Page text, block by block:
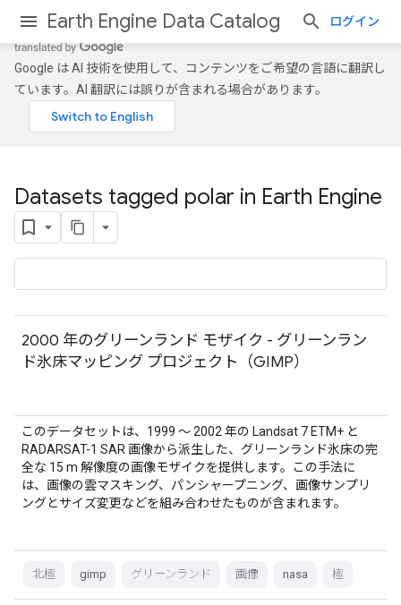
Earth Engine Data Catalog ログイン
Google は AI 技術を使用して、コンテンツをご希望の言語に翻訳し
ています。AI 翻訳には誤りが含まれる場合があります。
Datasets tagged polar in Earth Engine
2000 年のグリーンランド モザイク - グリーンラン
ド氷床マッピング プロジェクト（GIMP）
このデータセットは、1999 ～ 2002 年の Landsat 7 ETM+ と
RADARSAT-1 SAR 画像から派生した、グリーンランド氷床の完
全な 15 m 解像度の画像モザイクを提供します。この手法に
は、画像の雲マスキング、パンシャープニング、画像サンプリ
ングとサイズ変更などを組み合わせたものが含まれます。
北極 gimp グリーンランド 画像 nasa 極